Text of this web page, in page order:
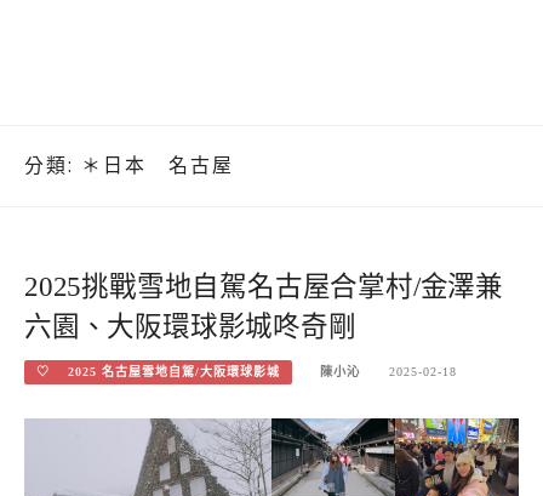
分類: ＊日本 名古屋
2025挑戰雪地自駕名古屋合掌村/金澤兼
六園、大阪環球影城咚奇剛
♡ 2025 名古屋雪地自駕/大阪環球影城 陳小沁 2025-02-18